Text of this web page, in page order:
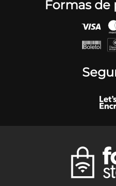
Formas